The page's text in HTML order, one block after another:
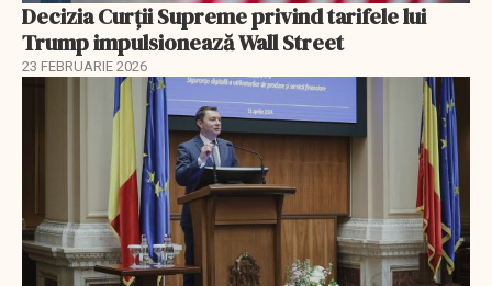
Decizia Curții Supreme privind tarifele lui
Trump impulsionează Wall Street
23 FEBRUARIE 2026